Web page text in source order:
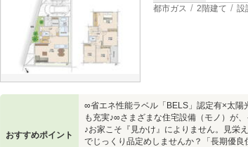
都市ガス 2階建て 設
おすすめポイント
∞省エネ性能ラベル「BELS」認定有×太
も充実♪∞さまざまな住宅設備（モノ）が
♪お家こそ『見かけ』によりません。見栄
でじっくり品定めしませんか？「長期優